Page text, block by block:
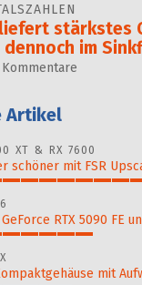
liefert stärkstes
im
Kommentare
Artikel
XT & RX 7600
schöner mit FSR
RTX 5090 FE
mit